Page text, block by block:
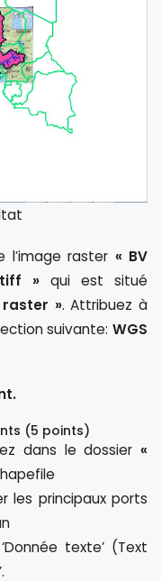
raster « BV
» qui est situé
raster ». Attribuez à
suivante: WGS
(5 points)
dans le dossier «
les principaux ports
texte’ (Text